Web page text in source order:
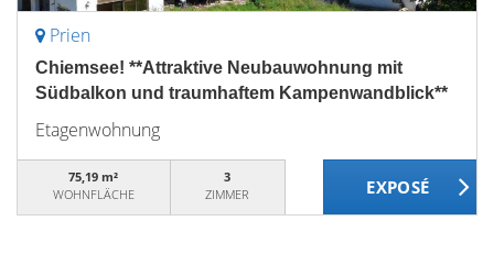
Prien
Chiemsee! **Attraktive Neubauwohnung mit
Südbalkon und traumhaftem Kampenwandblick**
Etagenwohnung
75,19 m²
WOHNFLÄCHE
3
ZIMMER